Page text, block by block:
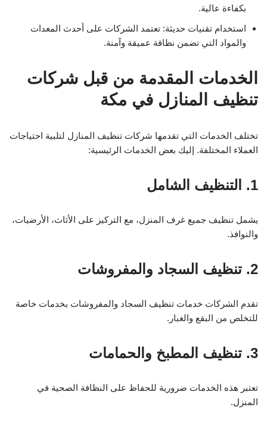
بكفاءة عالية.
استخدام تقنيات حديثة: تعتمد الشركات على أحدث المعدات
والمواد التي تضمن نظافة عميقة وآمنة.
الخدمات المقدمة من قبل شركات
تنظيف المنازل في مكة
تختلف الخدمات التي تقدمها شركات تنظيف المنازل لتلبية احتياجات
العملاء المختلفة. إليك بعض الخدمات الرئيسية:
1. التنظيف الشامل
يشمل تنظيف جميع غرف المنزل، مع التركيز على الأثاث، الأرضيات،
والنوافذ.
2. تنظيف السجاد والمفروشات
تقدم الشركات خدمات تنظيف السجاد والمفروشات بخدمات خاصة
للتخلص من البقع والغبار.
3. تنظيف المطبخ والحمامات
تعتبر هذه الخدمات ضرورية للحفاظ على النظافة الصحية في
المنزل.